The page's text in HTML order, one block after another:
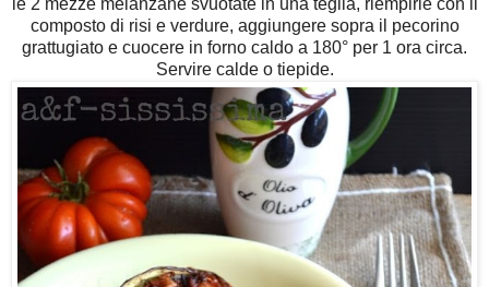
composto di risi e verdure, aggiungere sopra il pecorino
grattugiato e cuocere in forno caldo a 180° per 1 ora circa.
Servire calde o tiepide.